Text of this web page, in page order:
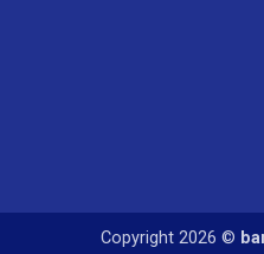
Copyright 2026 ©